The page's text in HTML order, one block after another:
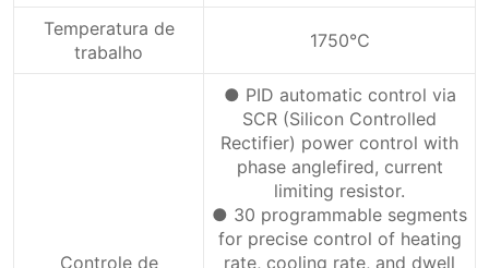
Temperatura de
trabalho
1750℃
Controle de
● PID automatic control via
SCR (Silicon Controlled
Rectifier) power control with
phase anglefired, current
limiting resistor.
● 30 programmable segments
for precise control of heating
rate, cooling rate, and dwell